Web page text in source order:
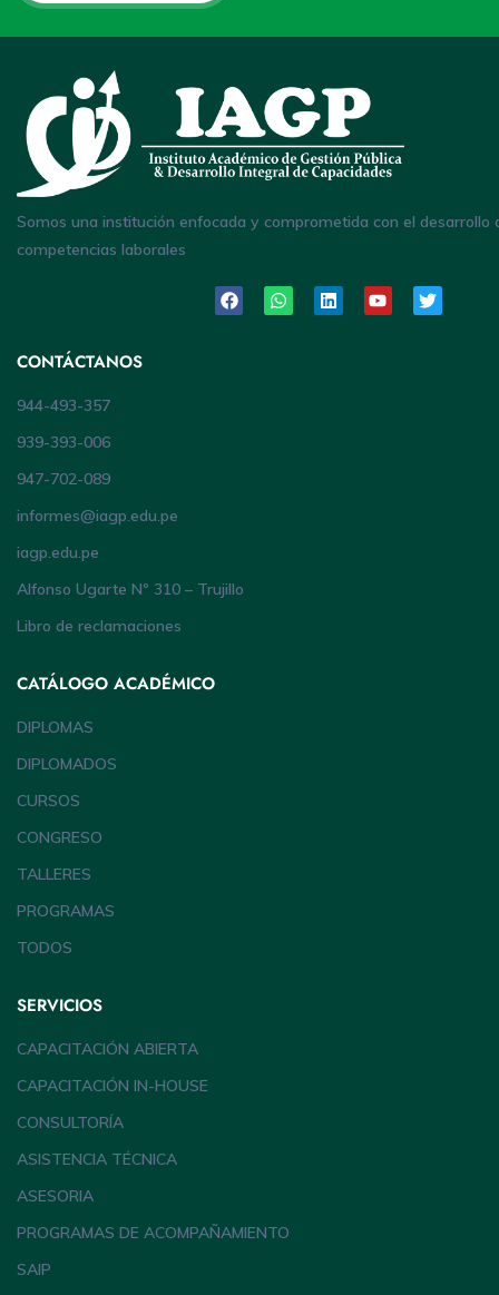
Somos una institución enfocada y comprometida con el desarrollo
competencias laborales
CONTÁCTANOS
944-493-357
939-393-006
947-702-089
informes@iagp.edu.pe
iagp.edu.pe
Alfonso Ugarte Nº 310 – Trujillo
Libro de reclamaciones
CATÁLOGO ACADÉMICO
DIPLOMAS
DIPLOMADOS
CURSOS
CONGRESO
TALLERES
PROGRAMAS
TODOS
SERVICIOS
CAPACITACIÓN ABIERTA
CAPACITACIÓN IN-HOUSE
CONSULTORÍA
ASISTENCIA TÉCNICA
ASESORIA
PROGRAMAS DE ACOMPAÑAMIENTO
SAIP